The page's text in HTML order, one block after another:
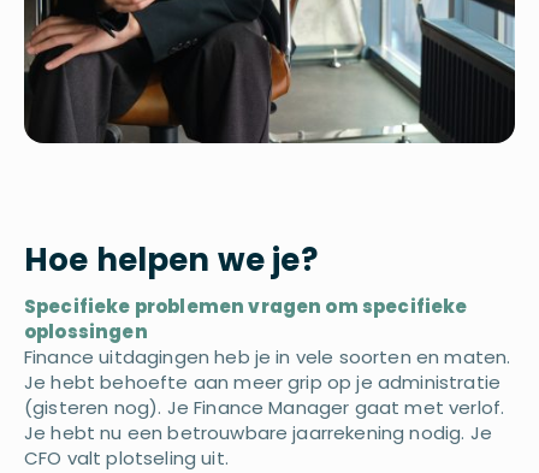
Hoe helpen we je?
Specifieke problemen vragen om specifieke
oplossingen
Finance uitdagingen heb je in vele soorten en maten.
Je hebt behoefte aan meer grip op je administratie
(gisteren nog). Je Finance Manager gaat met verlof.
Je hebt nu een betrouwbare jaarrekening nodig. Je
CFO valt plotseling uit.